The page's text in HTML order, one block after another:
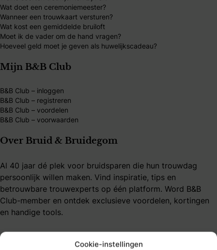
Cookie-instellingen
Wat doet een ceremoniemeester?
Wanneer een trouwkaart versturen?
Wat kost een gemiddelde bruiloft
Moet ik de vader om de hand vragen?
Hoeveel geld moet je geven als huwelijkscadeau?
Mijn B&B Club
B&B Club – inloggen
B&B Club – registreren
B&B Club – voordelen
B&B Club – voorwaarden
Over Bruid & Bruidegom
Al 40 jaar dé plek voor bruidsparen die hun trouwdag
persoonlijk willen maken. Vind inspiratie, tips en
betrouwbare trouwexperts op één platform. Word B&B
Club-member en ontdek exclusieve voordelen, kortingen
en handige tools.